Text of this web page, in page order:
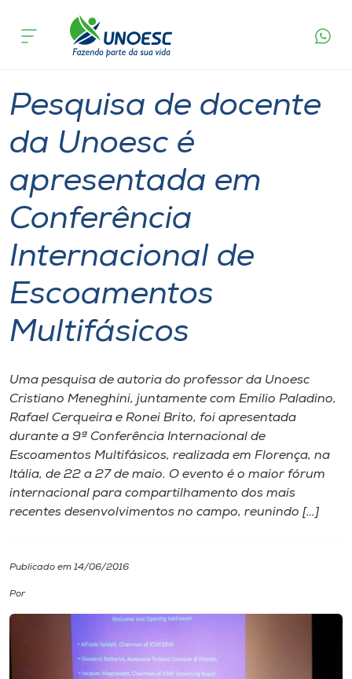
Cursos
Pesquisa
Atendimento ao Estudante
Portal de Ensino
Unoesc
Internacionalização
I.nova
Diplomados
Cultura
Biblioteca
Editora
acontece
Multifásicos
Pesquisa de docente
da Unoesc é
apresentada em
Conferência
Internacional de
Escoamentos
Multifásicos
Uma pesquisa de autoria do professor da Unoesc
Cristiano Meneghini, juntamente com Emilio Paladino,
Rafael Cerqueira e Ronei Brito, foi apresentada
durante a 9ª Conferência Internacional de
Escoamentos Multifásicos, realizada em Florença, na
Itália, de 22 a 27 de maio. O evento é o maior fórum
internacional para compartilhamento dos mais
recentes desenvolvimentos no campo, reunindo […]
Publicado em 14/06/2016
Por